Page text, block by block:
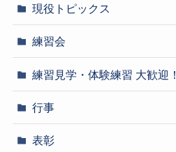
現役トピックス
練習会
練習見学・体験練習 大歓迎！
行事
表彰